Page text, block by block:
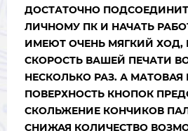
ДОСТАТОЧНО
ЛИЧНОМУ ПК И НАЧАТЬ
ИМЕЮТ ОЧЕНЬ МЯГКИЙ ХОД,
СКОРОСТЬ ВАШЕЙ ПЕЧАТИ
НЕСКОЛЬКО РАЗ. А
ПОВЕРХНОСТЬ КНОПОК
СКОЛЬЖЕНИЕ КОНЧИКОВ
СНИЖАЯ КОЛИЧЕСТВО